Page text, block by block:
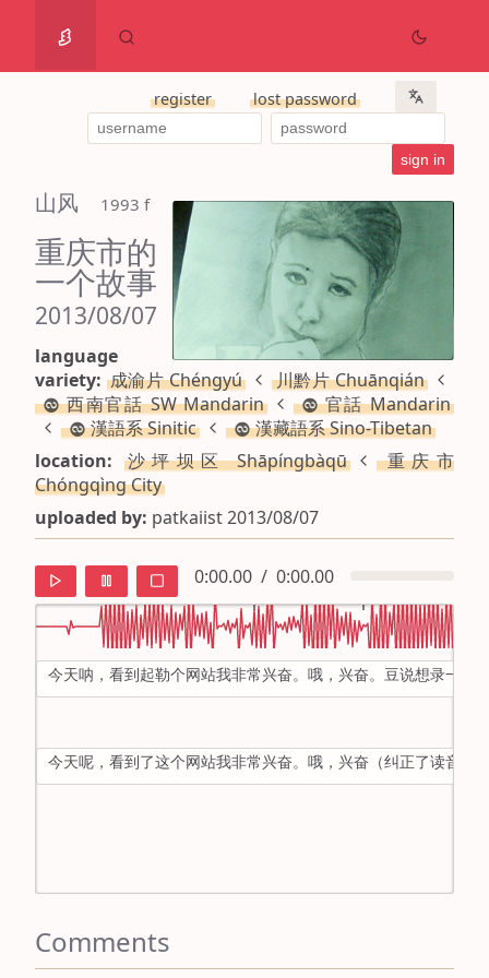
register lost password
山风 1993 f
重庆市的
一个故事
2013/08/07
language
variety: 成渝片 Chéngyú
川黔片 Chuānqián
西南官話 SW Mandarin
官話 Mandarin
漢語系 Sinitic
漢藏語系 Sino-Tibetan
location:
沙坪坝区 Shāpíngbàqū
重庆市
Chóngqìng City
uploaded by: patkaiist 2013/08/07
0:00.00 / 0:00.00
default
mandarin
今天呐，看到起勒个网站我非常兴奋。哦，兴奋。豆说想录一个
今天呢，看到了这个网站我非常兴奋。哦，兴奋（纠正了读音）
Comments